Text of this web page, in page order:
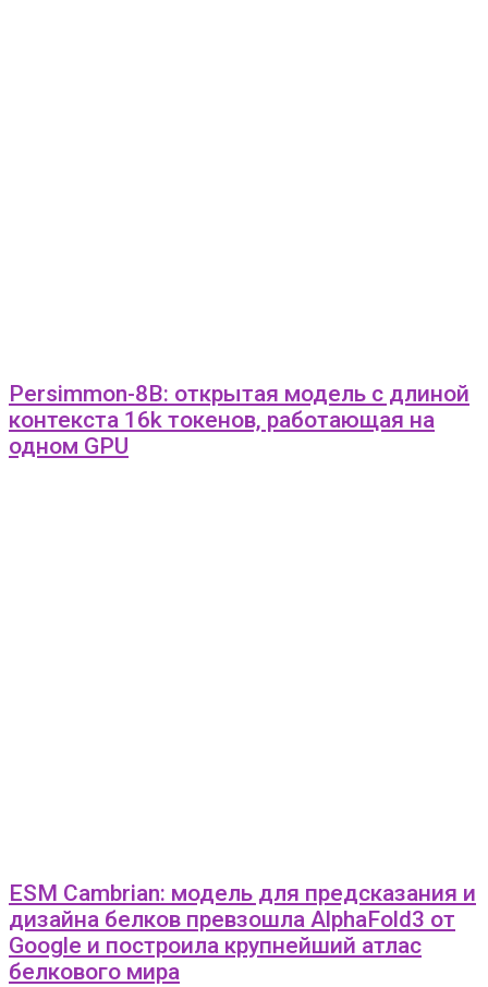
Persimmon-8B: открытая модель с длиной
контекста 16k токенов, работающая на
одном GPU
ESM Cambrian: модель для предсказания и
дизайна белков превзошла AlphaFold3 от
Google и построила крупнейший атлас
белкового мира